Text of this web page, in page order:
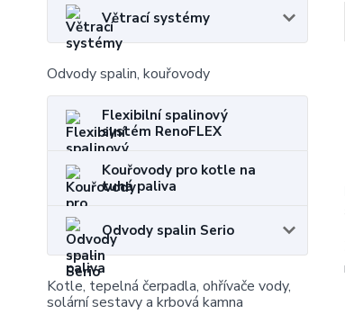
Větrací systémy
Odvody spalin, kouřovody
Flexibilní spalinový
systém RenoFLEX
Kouřovody pro kotle na
tuhá paliva
Odvody spalin Serio
Kotle, tepelná čerpadla, ohřívače vody,
solární sestavy a krbová kamna